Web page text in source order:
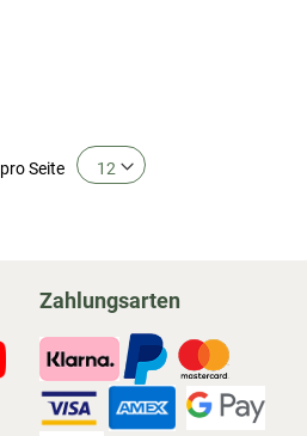
pro Seite
Zahlungsarten